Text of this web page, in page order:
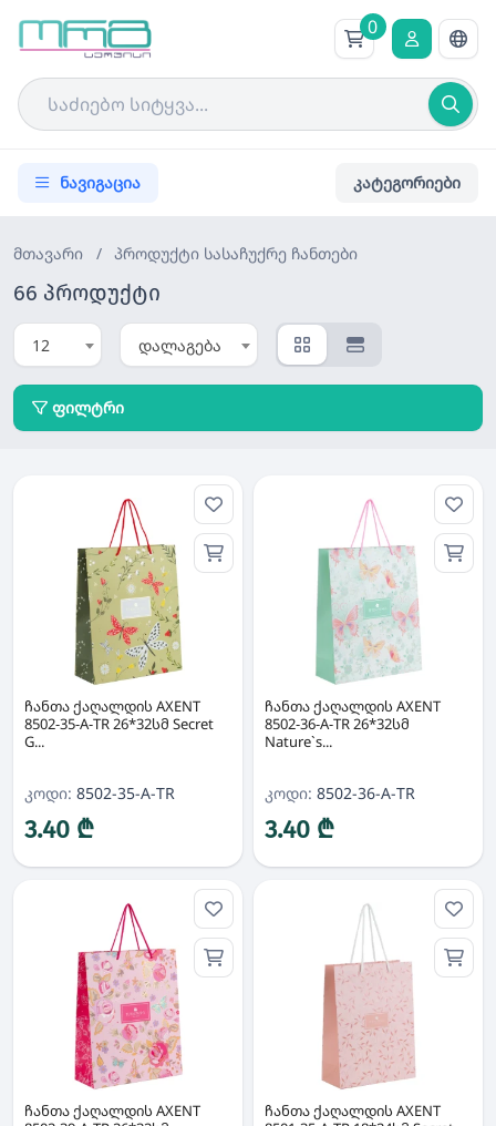
0
ნავიგაცია კატეგორიები
მთავარი / პროდუქტი სასაჩუქრე ჩანთები
66 პროდუქტი
12 დალაგება
ფილტრი
ჩანთა ქაღალდის AXENT
8502-35-A-TR 26*32სმ Secret
G...
კოდი: 8502-35-A-TR
3.40 ₾
ჩანთა ქაღალდის AXENT
8502-36-A-TR 26*32სმ
Nature`s...
კოდი: 8502-36-A-TR
3.40 ₾
ჩანთა ქაღალდის AXENT
ჩანთა ქაღალდის AXENT